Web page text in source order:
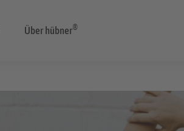
Über hübner®